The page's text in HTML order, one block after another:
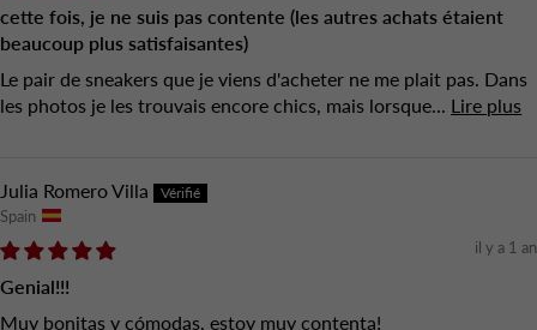
cette fois, je ne suis pas contente (les autres achats étaient
beaucoup plus satisfaisantes)
Le pair de sneakers que je viens d'acheter ne me plait pas. Dans
les photos je les trouvais encore chics, mais lorsque... Lire plus
Julia Romero Villa
Spain
il y a 1 an
Genial!!!
Muy bonitas y cómodas, estoy muy contenta!